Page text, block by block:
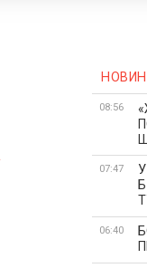
08:56
07:47
06:40